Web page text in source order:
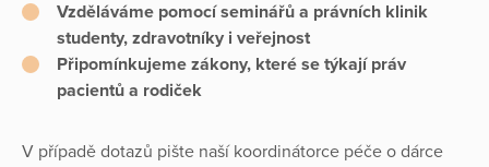
Vzděláváme pomocí seminářů a právních klinik
studenty, zdravotníky i veřejnost
Připomínkujeme zákony, které se týkají práv
pacientů a rodiček
V případě dotazů pište naší koordinátorce péče o dárce